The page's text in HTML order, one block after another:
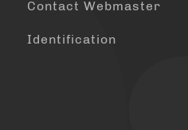
Contact Webmaster
Identification